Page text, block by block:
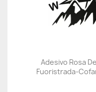
Adesivo Rosa
Fuoristrada-